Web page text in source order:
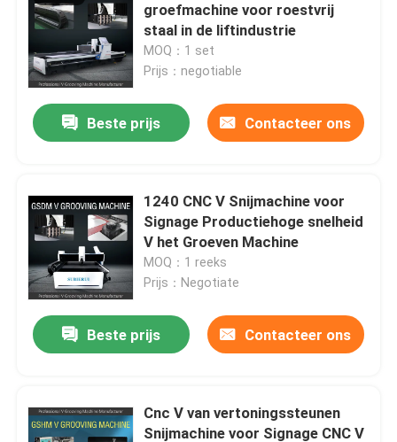
groefmachine voor roestvrij
staal in de liftindustrie
MOQ：1 set
Prijs：negotiable
Beste prijs Contacteer ons
1240 CNC V Snijmachine voor
Signage Productiehoge snelheid
V het Groeven Machine
MOQ：1 reeks
Prijs：Negotiate
Beste prijs Contacteer ons
Cnc V van vertoningssteunen
Snijmachine voor Signage CNC V